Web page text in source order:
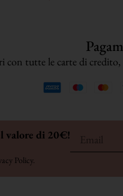
con tutte le carte di
valore di 20€!
Policy.